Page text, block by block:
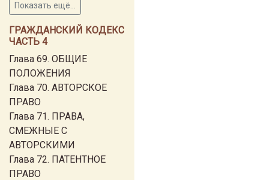
Показать ещё...
ГРАЖДАНСКИЙ КОДЕКС
ЧАСТЬ 4
Глава 69. ОБЩИЕ
ПОЛОЖЕНИЯ
Глава 70. АВТОРСКОЕ
ПРАВО
Глава 71. ПРАВА,
СМЕЖНЫЕ С
АВТОРСКИМИ
Глава 72. ПАТЕНТНОЕ
ПРАВО